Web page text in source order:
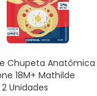
Chupeta Anatômica
18M+ Mathilde
2 Unidades